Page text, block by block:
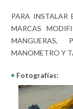
PARA INSTALAR
MARCAS
MANGUERAS,
MANOMETRO Y
Fotografías: